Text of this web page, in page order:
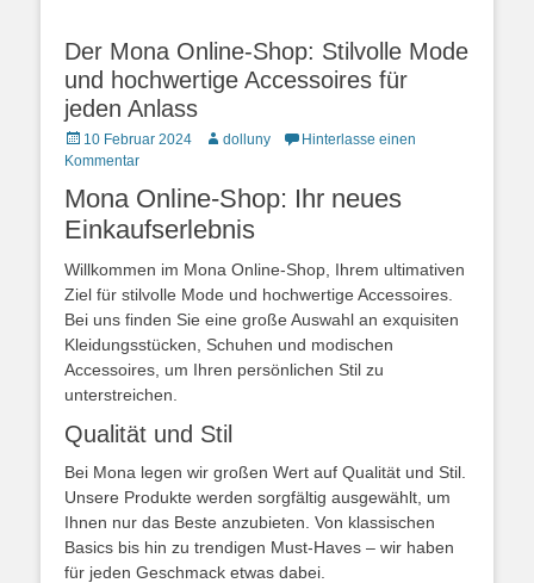
Der Mona Online-Shop: Stilvolle Mode
und hochwertige Accessoires für
jeden Anlass
Posted
on
10 Februar 2024 Autordolluny
Hinterlasse einen
Kommentar
Mona Online-Shop: Ihr neues
Einkaufserlebnis
Willkommen im Mona Online-Shop, Ihrem ultimativen
Ziel für stilvolle Mode und hochwertige Accessoires.
Bei uns finden Sie eine große Auswahl an exquisiten
Kleidungsstücken, Schuhen und modischen
Accessoires, um Ihren persönlichen Stil zu
unterstreichen.
Qualität und Stil
Bei Mona legen wir großen Wert auf Qualität und Stil.
Unsere Produkte werden sorgfältig ausgewählt, um
Ihnen nur das Beste anzubieten. Von klassischen
Basics bis hin zu trendigen Must-Haves – wir haben
für jeden Geschmack etwas dabei.